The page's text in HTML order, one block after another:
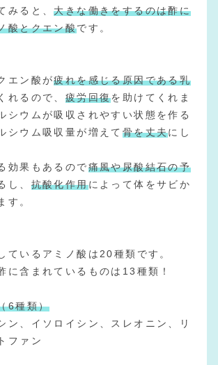
みると、大きな働きをするのは酢に
酸とクエン酸です。
エン酸が疲れを感じる原因である乳
れるので、 疲労回復を助けてくれま
シウムが吸収されやすい状態を作る
シウム吸収量が増えて 骨を丈夫にし
効果もあるので痛風や尿酸結石の予
し、 抗酸化作用によって体をサビか
す。
ているアミノ酸は20種類です。
に含まれているものは13種類！
6種類）
ン、イソロイシン、スレオニン、リ
ファン